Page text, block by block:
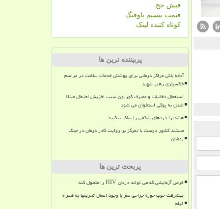
فیش حج
قیمت بیسیم باوفنگ
کوتاه کننده لینک
پربیننده ترین ها
آماده باش مراکز درمانی برای پوشش خدمات سلامت در مراسم
خاکسپاری رهبر شهید
استعمال دخانیات و مصرف کورتون سبب افزیش احتمال مبتلا
شدن به پوکی استخوان می شود
هشدار! دردهای شکمی را ساکت نکنید
مستند کشور دوست با تمرکز بر روایت کادر درمان در جنگ
رمضان
پربحث ترین ها
قرص آزمایشی که می تواند درمان HIV را متحول کند
پیشرفت خوب حوزه جراحی مغز با وجود اعمال تحریمها به همراه
فیلم